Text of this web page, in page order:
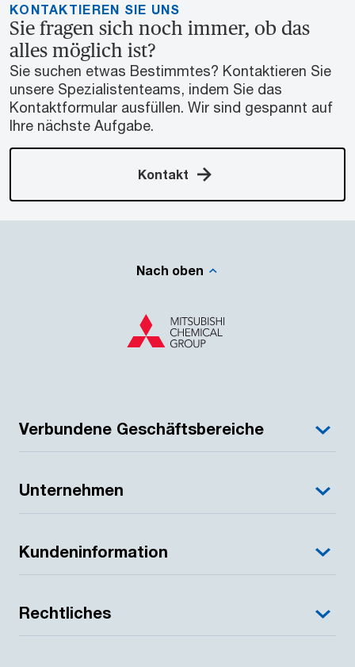
KONTAKTIEREN SIE UNS
Sie fragen sich noch immer, ob das
alles möglich ist?
Sie suchen etwas Bestimmtes? Kontaktieren Sie
unsere Spezialistenteams, indem Sie das
Kontaktformular ausfüllen. Wir sind gespannt auf
Ihre nächste Aufgabe.
Kontakt
Nach oben
Verbundene Geschäftsbereiche
Unternehmen
Kundeninformation
Rechtliches